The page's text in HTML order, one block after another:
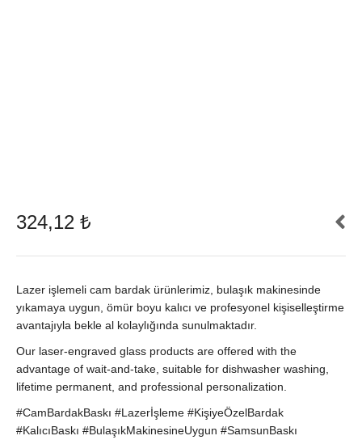
324,12 ₺
Lazer işlemeli cam bardak ürünlerimiz, bulaşık makinesinde
yıkamaya uygun, ömür boyu kalıcı ve profesyonel kişiselleştirme
avantajıyla bekle al kolaylığında sunulmaktadır.
Our laser-engraved glass products are offered with the
advantage of wait-and-take, suitable for dishwasher washing,
lifetime permanent, and professional personalization.
#CamBardakBaskı #Lazerİşleme #KişiyeÖzelBardak
#KalıcıBaskı #BulaşıkMakinesineUygun #SamsunBaskı